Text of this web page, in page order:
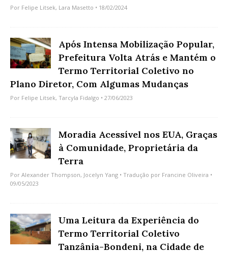
Por Felipe Litsek, Lara Masetto • 18/02/2024
Após Intensa Mobilização Popular,
Prefeitura Volta Atrás e Mantém o
Termo Territorial Coletivo no
Plano Diretor, Com Algumas Mudanças
Por Felipe Litsek, Tarcyla Fidalgo • 27/06/2023
Moradia Acessível nos EUA, Graças
à Comunidade, Proprietária da
Terra
Por Alexander Thompson, Jocelyn Yang • Tradução por Francine Oliveira •
09/05/2023
Uma Leitura da Experiência do
Termo Territorial Coletivo
Tanzânia-Bondeni, na Cidade de